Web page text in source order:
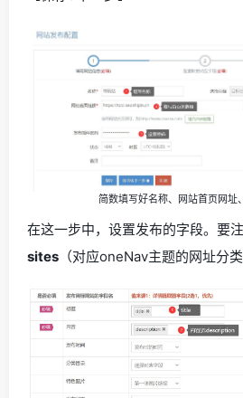
简数填写好名称、网站首页网址
在这一步中，设置发布的字段。要
sites （对应oneNav主题的网址分类